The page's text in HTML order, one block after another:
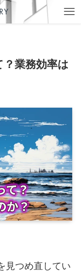
業務効率は
見つめ直してい